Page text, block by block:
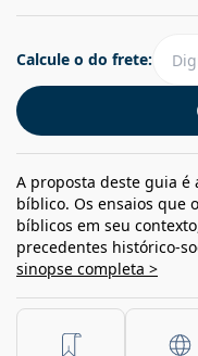
Calcule o do frete:
A proposta deste guia
bíblico. Os ensaios que
bíblicos em seu
precedentes histórico-
sinopse completa >